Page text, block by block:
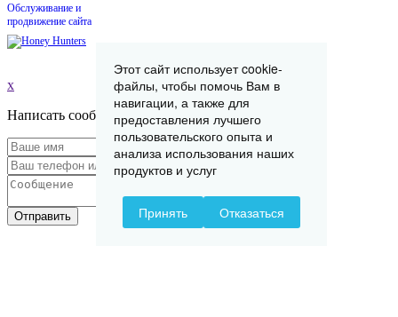
Обслуживание и
продвижение сайта
x
Написать сообщение
Отправить
Этот сайт использует cookie-
файлы, чтобы помочь Вам в
навигации, а также для
предоставления лучшего
пользовательского опыта и
анализа использования наших
продуктов и услуг
Принять Отказаться